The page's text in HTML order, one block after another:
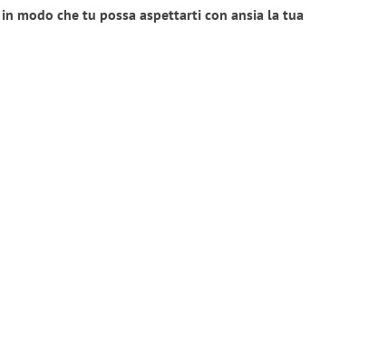
modo che tu possa aspettarti con ansia la tua